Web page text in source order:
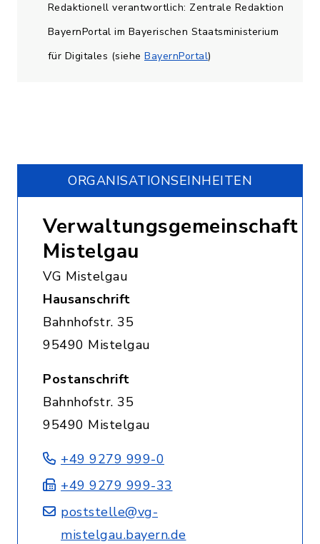
Redaktionell verantwortlich: Zentrale Redaktion
BayernPortal im Bayerischen Staatsministerium
für Digitales (siehe BayernPortal)
ORGANISATIONS­EINHEITEN
Verwaltungsgemeinschaft
Mistelgau
VG Mistelgau
Hausanschrift
Bahnhofstr. 35
95490 Mistelgau
Postanschrift
Bahnhofstr. 35
95490 Mistelgau
+49 9279 999-0
+49 9279 999-33
poststelle@vg-
mistelgau.bayern.de